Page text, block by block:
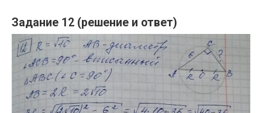
Задание 12 (решение и ответ)